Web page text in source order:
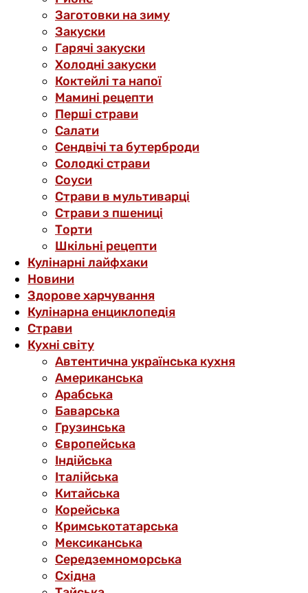
Заготовки на зиму
Закуски
Гарячі закуски
Холодні закуски
Коктейлі та напої
Мамині рецепти
Перші страви
Салати
Сендвічі та бутерброди
Солодкі страви
Соуси
Страви в мультиварці
Страви з пшениці
Торти
Шкільні рецепти
Кулінарні лайфхаки
Новини
Здорове харчування
Кулінарна енциклопедія
Страви
Кухні світу
Автентична українська кухня
Американська
Арабська
Баварська
Грузинська
Європейська
Індійська
Італійська
Китайська
Корейська
Кримськотатарська
Мексиканська
Середземноморська
Східна